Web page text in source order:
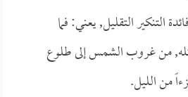
التنكير التقليل, يعني: فما
من غروب الشمس إلى طلوع
من الليل.